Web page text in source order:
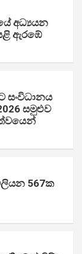
අධ්‍යයන
ඇරඹේ
සංවිධානය
සමුළුව
567ක